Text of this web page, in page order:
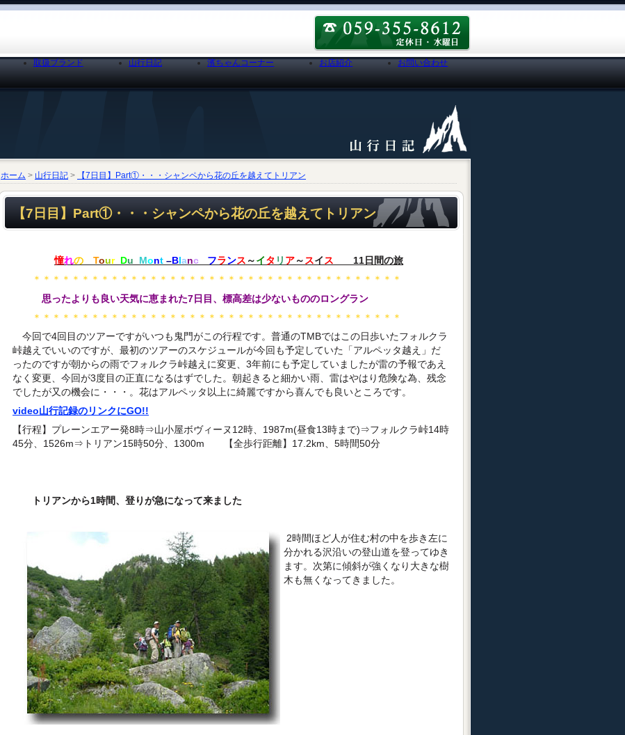
取扱ブランド 山行日記 濱ちゃんコーナー お店紹介 お問い合わせ
ホーム > 山行日記 > 【7日目】Part①・・・シャンペから花の丘を越えてトリアン
【7日目】Part①・・・シャンペから花の丘を越えてトリアン
憧れの Tour Du Mont –Blanc フランス ～イタ リ ア～ スイ ス
11日間の旅
＊＊＊＊＊＊＊＊＊＊＊＊＊＊＊＊＊＊＊＊＊＊＊＊＊＊＊＊＊＊＊＊＊＊＊＊＊＊
思ったよりも良い天気に恵まれた7日目、標高差は少ないもののロングラン
＊＊＊＊＊＊＊＊＊＊＊＊＊＊＊＊＊＊＊＊＊＊＊＊＊＊＊＊＊＊＊＊＊＊＊＊＊＊
今回で4回目のツアーですがいつも鬼門がこの行程です。普通のTMBではこの日歩いたフォルクラ
峠越えでいいのですが、最初のツアーのスケジュールが今回も予定していた「アルペッタ越え」だ
ったのですが朝からの雨でフォルクラ峠越えに変更、3年前にも予定していましたが雷の予報であえ
なく変更、今回が3度目の正直になるはずでした。朝起きると細かい雨、雷はやはり危険な為、残念
でしたが又の機会に・・・。花はアルペッタ以上に綺麗ですから喜んでも良いところです。
video山行記録のリンクにGO!!
【行程】プレーンエアー発8時⇒山小屋ボヴィーヌ12時、1987m(昼食13時まで)⇒フォルクラ峠14時
45分、1526m⇒トリアン15時50分、1300m 【全歩行距離】17.2km、5時間50分
トリアンから1時間、登りが急になって来ました
2時間ほど人が住む村の中を歩き左に
分かれる沢沿いの登山道を登ってゆき
ます。次第に傾斜が強くなり大きな樹
木も無くなってきました。